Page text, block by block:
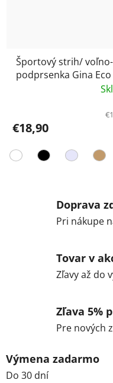
Športový strih/
podprsenka Gina
€18,90
Doprava
Pri nákupe
Tovar v
Zľavy až do
Zľava 5%
Pre nových
Výmena zadarmo
Do 30 dní